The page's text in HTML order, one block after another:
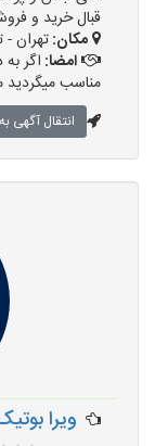
قبال خرید و
مکان:تهران -
امضا: اگر
مناسب میگردید
انتقال آگهی
ویرا